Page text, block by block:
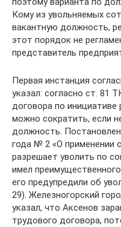
Кому из увольняемых
вакантную должность,
этот порядок не
представитель
Первая инстанция
указал: согласно ст. 81
договора по инициативе
можно сократить, если
должность.
года № 2 «О применении
разрешает уволить по
имел
его предупредили об
29). Железногорский
указал, что Аксенов
трудового договора,